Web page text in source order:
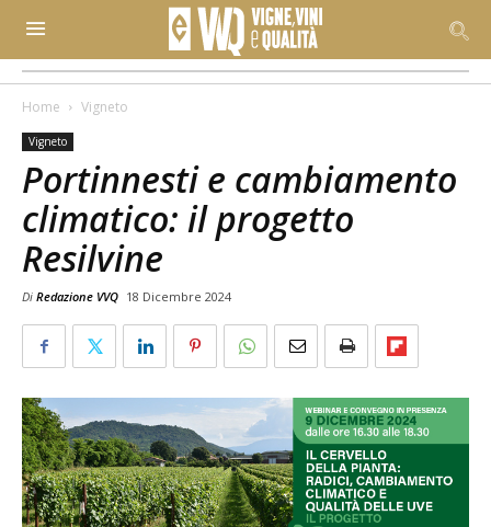
Home Vigneto
Vigneto
Portinnesti e cambiamento
climatico: il progetto
Resilvine
Di Redazione VVQ 18 Dicembre 2024